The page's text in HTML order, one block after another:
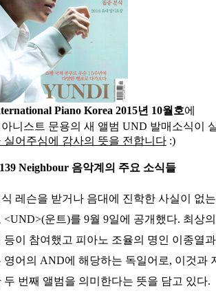
Piano Korea 2015년 10월호에
아니스트 문용의 새 앨범 UND 발매소식이
실어주심에 감사의 뜻을 전합니다 :)
Neighbour 음악계의 주요 소식들
레슨을 받거나 음대에 진학한 사실이 없
<UND>(운트)를 9월 9일에 공개했다. 최상
등이 참여했고 피아노 조율의 명인 이종열
영어의 AND에 해당하는 독일어로, 이것과
두 번째 앨범을 의미한다는 뜻을 담고 있다.